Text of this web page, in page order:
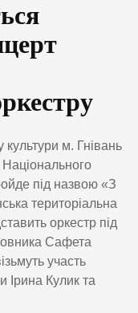
м. Гнівань
під назвою «З
територіальна
оркестр під
Сафета
участь
Ірина Кулик та